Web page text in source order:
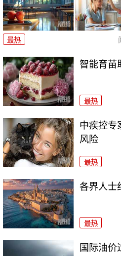
最热
智能育苗
最热
中疾控专
风险
最热
各界人士
最热
国际油价